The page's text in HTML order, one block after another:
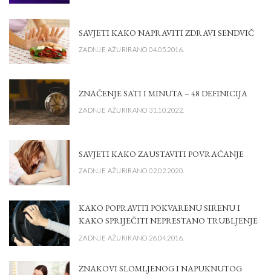
SAVJETI KAKO NAPRAVITI ZDRAVI SENDVIČ
ZADNJE AŽURIRANO 04.05.2016.
ZNAČENJE SATI I MINUTA – 48 DEFINICIJA
ZADNJE AŽURIRANO 31.10.2022.
SAVJETI KAKO ZAUSTAVITI POVRAĆANJE
ZADNJE AŽURIRANO 02.02.2020.
KAKO POPRAVITI POKVARENU SIRENU I
KAKO SPRIJEČITI NEPRESTANO TRUBLJENJE
ZADNJE AŽURIRANO 26.04.2016.
ZNAKOVI SLOMLJENOG I NAPUKNUTOG